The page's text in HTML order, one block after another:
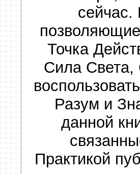
Точка
Сила
Разум и
данной
Практикой